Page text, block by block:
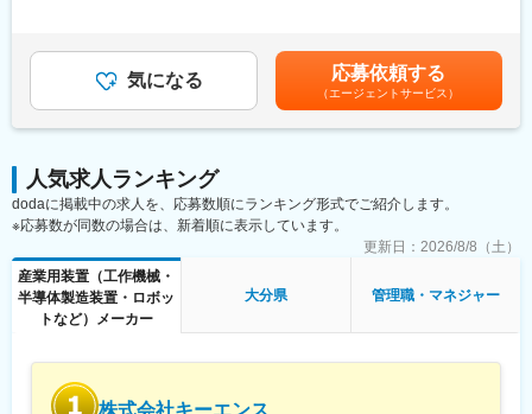
せを解決します。
効率的な業務運営を確保するために、スタッフの選定、育成、評
ービスチームリーダーシップ、およびKLA本社の製品サポートと
エンジニアリングチームとのインターフェースを通じて、顧客満
足度を最大限にすること。
・地域レベルでのNPIプログラム／プロジェクトの成功を確保し、
主要なKLAプラットフォームおよび技術の実装と採用をサポート
するために、クロスファンクショナルなリモートチームと協力お
よび連携を図ること。
・P&Lの直接所有およびビジネスのすべての側面における継続的
・顧客会議（OC、KPI、定期サービス会議）の定期的な開催、準
て上下する可能性があります。月給(月額)は固定手当を含めた表記
です。 気になる 応募依頼する
（エージェントサービス）
人気求人ランキング
dodaに掲載中の求人を、応募数順にランキング形式でご紹介します。
※応募数が同数の場合は、新着順に表示しています。
更新日： 2026/8/8（土）
産業用装置（工作機械・
半導体製造装置・ロボッ
トなど）メーカー
大分県 管理職・マネジャー
株式会社キーエンス